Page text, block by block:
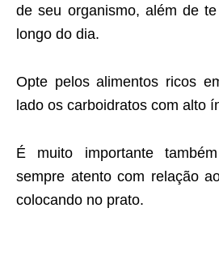
de seu organismo, além de
longo do dia.
Opte pelos alimentos ricos
lado os carboidratos com alto
É muito importante
sempre atento com relação
colocando no prato.